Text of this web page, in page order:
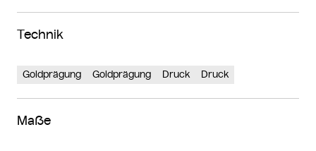
Technik
Goldprägung Goldprägung Druck Druck
Maße